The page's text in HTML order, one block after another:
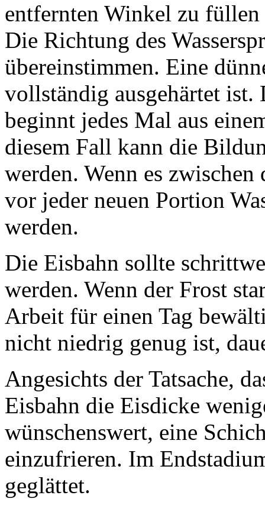
entfernten Winkel zu
Die Richtung des
übereinstimmen. Eine
vollständig ausgehärtet ist.
beginnt jedes Mal aus
diesem Fall kann die
werden. Wenn es
vor jeder neuen Portion
werden.
Die Eisbahn sollte
werden. Wenn der Frost
Arbeit für einen Tag
nicht niedrig genug ist,
Angesichts der Tatsache,
Eisbahn die Eisdicke
wünschenswert, eine
einzufrieren. Im
geglättet.